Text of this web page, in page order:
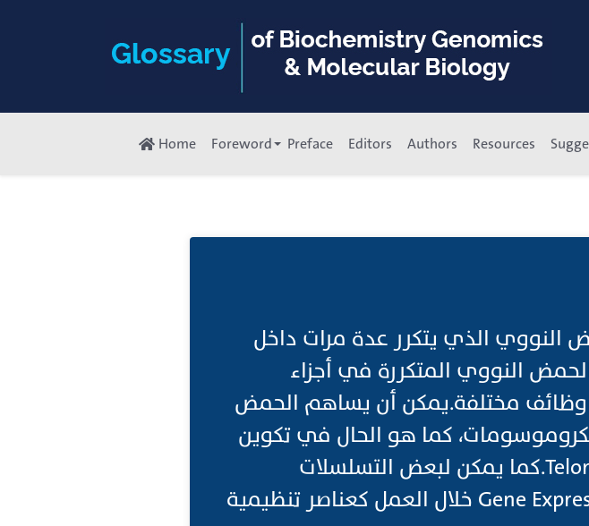
Home Foreword Preface Editors Authors Resources
الذي يتكرر عدة مرات داخل
النووي المتكررة في أجزاء
وظائف مختلفة.يمكن أن يساهم الحمض
كما هو الحال في تكوين
السنترومير Centromeres والتيلوميرات Telomere.كما يمكن لبعض التسلسلات
المتكررة التأثير على التعبير الجيني من Gene Expression خلال العمل كعناصر تنظيمية